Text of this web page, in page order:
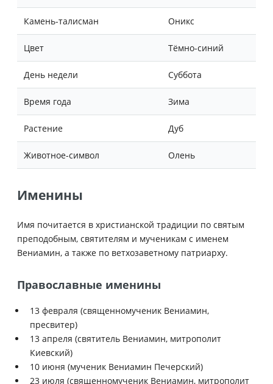
Камень-талисман Оникс
Цвет Тёмно-синий
День недели Суббота
Время года Зима
Растение Дуб
Животное-символ Олень
Именины
Имя почитается в христианской традиции по святым
преподобным, святителям и мученикам с именем
Вениамин, а также по ветхозаветному патриарху.
Православные именины
13 февраля (священномученик Вениамин,
пресвитер)
13 апреля (святитель Вениамин, митрополит
Киевский)
10 июня (мученик Вениамин Печерский)
23 июля (священномученик Вениамин, митрополит